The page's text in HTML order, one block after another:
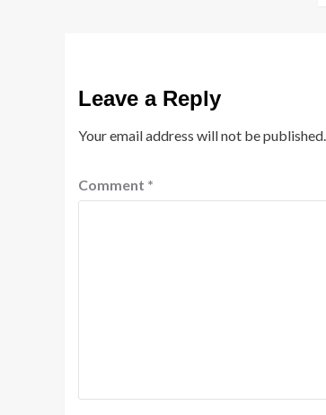
Leave a Reply
Your email address will not be published.
Comment *